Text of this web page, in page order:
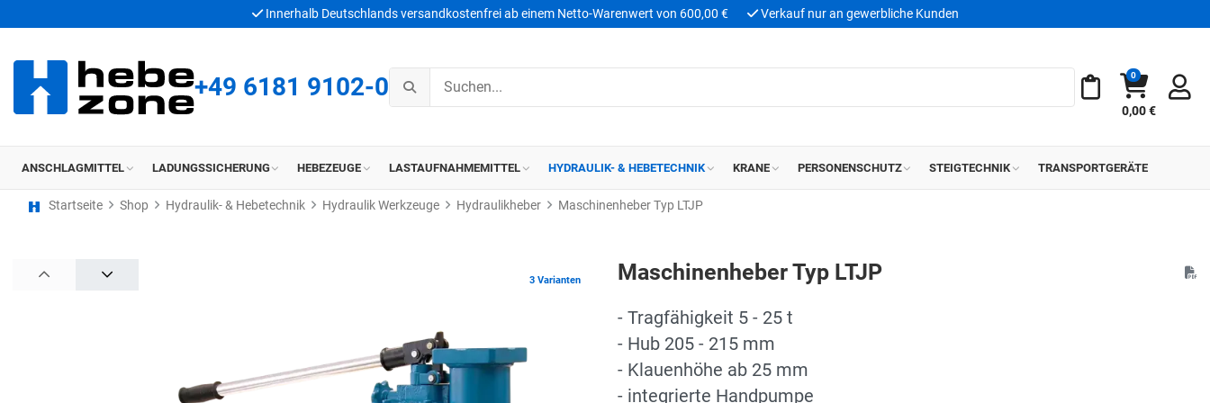
Innerhalb Deutschlands versandkostenfrei ab einem Netto-Warenwert von 600,00 € Verkauf nur an gewerbliche Kunden
+49 6181 9102-0 Meine Merkliste
Warenkorb
0
0,00 €
ANSCHLAGMITTEL LADUNGSSICHERUNG HEBEZEUGE LASTAUFNAHMEMITTEL HYDRAULIK- & HEBETECHNIK KRANE PERSONENSCHUTZ STEIGTECHNIK TRANSPORTGERÄTE
Startseite Shop Hydraulik- & Hebetechnik Hydraulik Werkzeuge Hydraulikheber Maschinenheber Typ LTJP
PREV NEXT 3 Varianten Maschinenheber Typ LTJP
- Tragfähigkeit 5 - 25 t
- Hub 205 - 215 mm
- Klauenhöhe ab 25 mm
- integrierte Handpumpe